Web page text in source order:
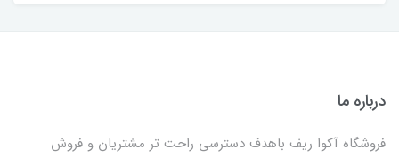
درباره ما
فروشگاه آکوا ریف باهدف دسترسی راحت تر مشتریان و فروش